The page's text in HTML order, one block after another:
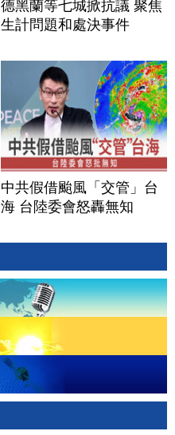
德黑蘭等七城掀抗議 聚焦
生計問題和處決事件
中共假借颱風「交管」台
海 台陸委會怒轟無知